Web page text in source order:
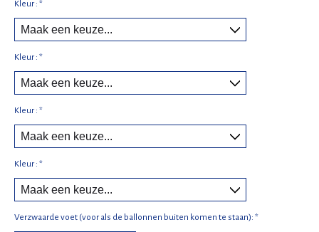
Kleur : *
Kleur : *
Kleur : *
Kleur : *
Verzwaarde voet (voor als de ballonnen buiten komen te staan): *